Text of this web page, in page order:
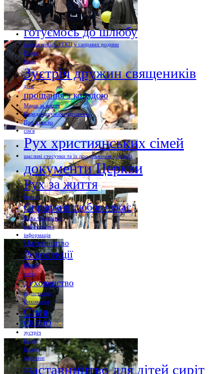
готуємось до шлюбу
голова комісії УГКЦ у саправах родини
Різдво
Ікона
Зустріч дружин священиків
діти
прощання з колядою
Марш за життя
Передподружня підготовка
Про комісію
сім'я
Рух християнських сімей
щасливі стосунки та їх продовження у шлюбі
документи Церкви
Рух за життя
Їмості
Справжня любов чекає
Папа Франциск
radiovaticana
інформація
Наствництво
Реколекції
Шлюб
табір
духовенство
відпочинок
Виховання
Сімя
CREDO
зустріч
Події
Коляда
наречені
наставництво для дітей сиріт